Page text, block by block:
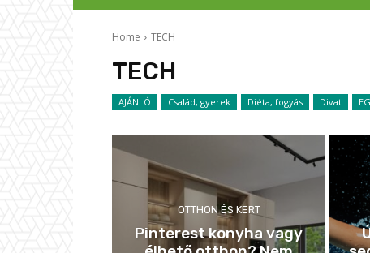
Home TECH
TECH
AJÁNLÓ Család, gyerek Diéta, fogyás Divat
OTTHON ÉS KERT
Pinterest konyha vagy